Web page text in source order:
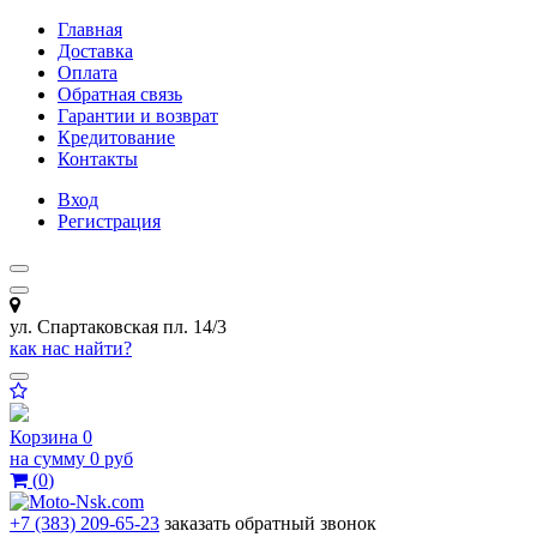
Главная
Доставка
Оплата
Обратная связь
Гарантии и возврат
Кредитование
Контакты
Вход
Регистрация
ул. Спартаковская пл. 14/3
как нас найти?
Корзина 0
на сумму 0 руб
(0)
+7 (383) 209-65-23 заказать обратный звонок